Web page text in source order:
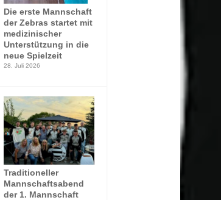
Die erste Mannschaft
der Zebras startet mit
medizinischer
Unterstützung in die
neue Spielzeit
28. Juli 2026
Traditioneller
Mannschaftsabend
der 1. Mannschaft